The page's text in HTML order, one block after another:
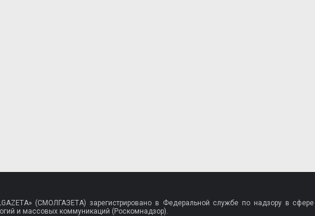
(СМОЛГАЗЕТА) зарегистрировано в Федеральной службе по надзору в
и массовых коммуникаций (Роскомнадзор).